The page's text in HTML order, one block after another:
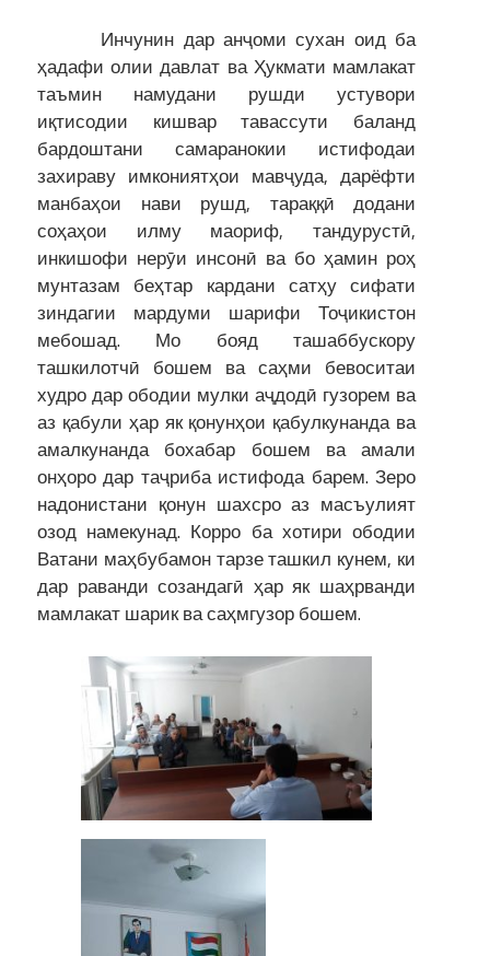
Инчунин дар анҷоми сухан оид ба
ҳадафи олии давлат ва Ҳукмати мамлакат
таъмин намудани рушди устувори
иқтисодии кишвар тавассути баланд
бардоштани самаранокии истифодаи
захираву имкониятҳои мавҷуда, дарёфти
манбаҳои нави рушд, тараққӣ додани
соҳаҳои илму маориф, тандурустӣ,
инкишофи нерӯи инсонӣ ва бо ҳамин роҳ
мунтазам беҳтар кардани сатҳу сифати
зиндагии мардуми шарифи Тоҷикистон
мебошад. Мо бояд ташаббускору
ташкилотчӣ бошем ва саҳми бевоситаи
худро дар ободии мулки аҷдодӣ гузорем ва
аз қабули ҳар як қонунҳои қабулкунанда ва
амалкунанда бохабар бошем ва амали
онҳоро дар таҷриба истифода барем. Зеро
надонистани қонун шахсро аз масъулият
озод намекунад. Корро ба хотири ободии
Ватани маҳбубамон тарзе ташкил кунем, ки
дар раванди созандагӣ ҳар як шаҳрванди
мамлакат шарик ва саҳмгузор бошем.